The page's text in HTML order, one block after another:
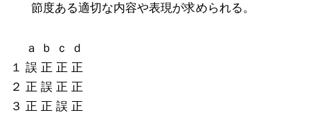
節度ある適切な内容や表現が求められる。
ａ ｂ ｃ ｄ
１ 誤 正 正 正
２ 正 誤 正 正
３ 正 正 誤 正